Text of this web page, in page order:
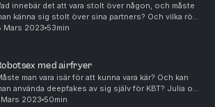
innebär det att vara stolt över någon, och måste
känna sig stolt över sina partners? Och vilka röda
ska man hålla utkik efter i början av ett
Mars 2023 53min
med airfryer
man vara isär för att kunna vara kär? Och kan
använda deepfakes av sig själv för KBT? Julia och
genererar även sin egen AI-porr och funderar
Mars 2023 50min